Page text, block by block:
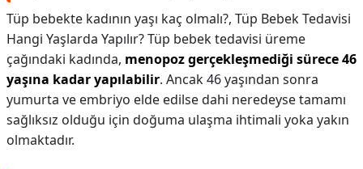
Tüp bebekte kadının yaşı kaç olmalı?, Tüp Bebek Tedavisi
Hangi Yaşlarda Yapılır? Tüp bebek tedavisi üreme
çağındaki kadında, menopoz gerçekleşmediği sürece 46
yaşına kadar yapılabilir. Ancak 46 yaşından sonra
yumurta ve embriyo elde edilse dahi neredeyse tamamı
sağlıksız olduğu için doğuma ulaşma ihtimali yoka yakın
olmaktadır.